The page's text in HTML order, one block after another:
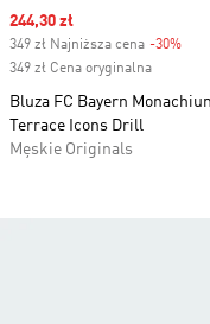
Sale price
244,30 zł
349 zł Najniższa cena -30%
349 zł Cena oryginalna
Bluza FC Bayern
Terrace Icons Drill
Męskie Originals